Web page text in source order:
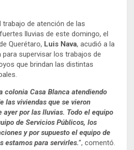
trabajo de atención de las
lluvias de este domingo, el
Querétaro, Luis Nava, acudió a la
para supervisar los trabajos de
que brindan las distintas
colonia Casa Blanca atendiendo
las viviendas que se vieron
ayer por las lluvias. Todo el equipo
de Servicios Públicos, los
y por supuesto el equipo de
estamos para servirles.”, comentó.